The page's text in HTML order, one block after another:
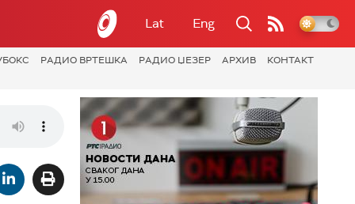
Lat Eng
РАДИО ВРТЕШКА РАДИО ЏЕЗЕР АРХИВ КОНТАКТ